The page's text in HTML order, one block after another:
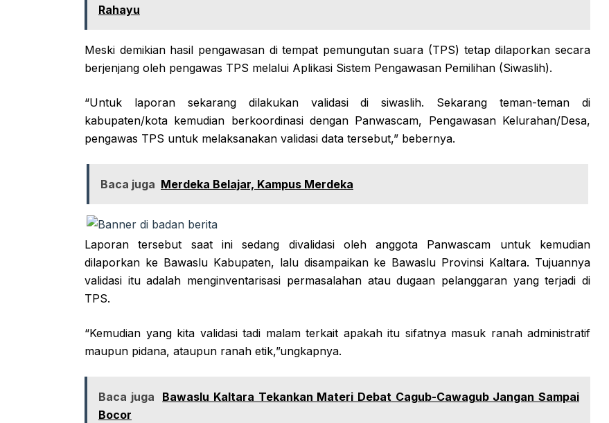
Rahayu
Meski demikian hasil pengawasan di tempat pemungutan suara (TPS) tetap dilaporkan secara
berjenjang oleh pengawas TPS melalui Aplikasi Sistem Pengawasan Pemilihan (Siwaslih).
“Untuk laporan sekarang dilakukan validasi di siwaslih. Sekarang teman-teman di
kabupaten/kota kemudian berkoordinasi dengan Panwascam, Pengawasan Kelurahan/Desa,
pengawas TPS untuk melaksanakan validasi data tersebut,” bebernya.
Baca juga Merdeka Belajar, Kampus Merdeka
Laporan tersebut saat ini sedang divalidasi oleh anggota Panwascam untuk kemudian
dilaporkan ke Bawaslu Kabupaten, lalu disampaikan ke Bawaslu Provinsi Kaltara. Tujuannya
validasi itu adalah menginventarisasi permasalahan atau dugaan pelanggaran yang terjadi di
TPS.
“Kemudian yang kita validasi tadi malam terkait apakah itu sifatnya masuk ranah administratif
maupun pidana, ataupun ranah etik,”ungkapnya.
Baca juga
Bawaslu Kaltara Tekankan Materi Debat Cagub-Cawagub Jangan Sampai
Bocor